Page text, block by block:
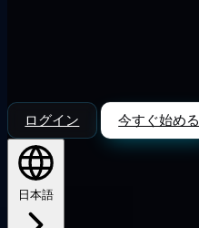
ログイン 今すぐ始める
日本語